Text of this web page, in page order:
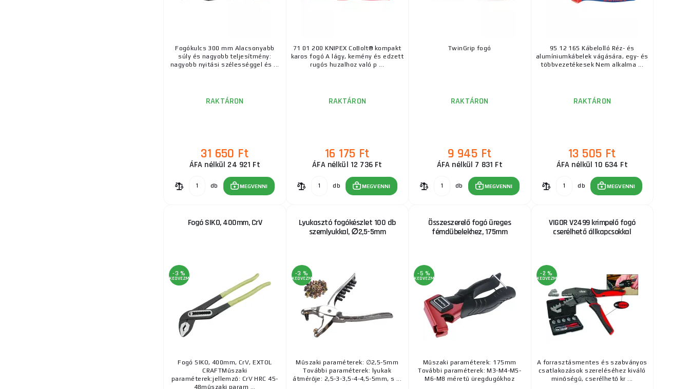
Fogókulcs 300 mm Alacsonyabb
súly és nagyobb teljesítmény:
nagyobb nyitási szélességgel és ...
RAKTÁRON
31 650 Ft
ÁFA nélkül 24 921 Ft
db MEGVENNI
71 01 200 KNIPEX CoBolt® kompakt
karos fogó A lágy, kemény és edzett
rugós huzalhoz való p ...
RAKTÁRON
16 175 Ft
ÁFA nélkül 12 736 Ft
db MEGVENNI
TwinGrip fogó
RAKTÁRON
9 945 Ft
ÁFA nélkül 7 831 Ft
db MEGVENNI
95 12 165 Kábelolló Réz- és
alumíniumkábelek vágására, egy- és
többvezetékesek Nem alkalma ...
RAKTÁRON
13 505 Ft
ÁFA nélkül 10 634 Ft
db MEGVENNI
Fogó SIKO, 400mm, CrV
-3 %
KEDVEZMÉNY
Fogó SIKO, 400mm, CrV, EXTOL
CRAFTMűszaki
paraméterek:jellemző: CrV HRC 45-
48műszaki param ...
Lyukasztó fogókészlet 100 db
szemlyukkal, ∅2,5-5mm
-3 %
KEDVEZMÉNY
Műszaki paraméterek: ∅2,5-5mm
További paraméterek: lyukak
átmérője: 2,5-3-3,5-4-4,5-5mm, s ...
Összeszerelő fogó üreges
fémdübelekhez, 175mm
-5 %
KEDVEZMÉNY
Műszaki paraméterek: 175mm
További paraméterek: M3-M4-M5-
M6-M8 méretű üregdugókhoz
VIGOR V2499 krimpelő fogó
cserélhető állkapcsokkal
-2 %
KEDVEZMÉNY
A forrasztásmentes és szabványos
csatlakozások szereléséhez kiváló
minőségű, cserélhető kr ...